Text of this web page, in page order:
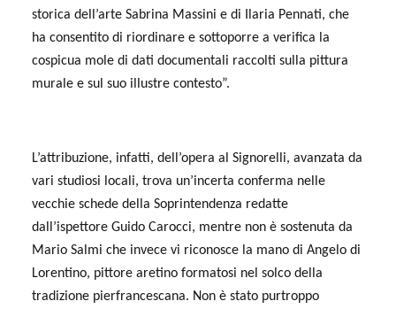
storica dell’arte Sabrina Massini e di Ilaria Pennati, che
ha consentito di riordinare e sottoporre a verifica la
cospicua mole di dati documentali raccolti sulla pittura
murale e sul suo illustre contesto”.
L’attribuzione, infatti, dell’opera al Signorelli, avanzata da
vari studiosi locali, trova un’incerta conferma nelle
vecchie schede della Soprintendenza redatte
dall’ispettore Guido Carocci, mentre non è sostenuta da
Mario Salmi che invece vi riconosce la mano di Angelo di
Lorentino, pittore aretino formatosi nel solco della
tradizione pierfrancescana. Non è stato purtroppo